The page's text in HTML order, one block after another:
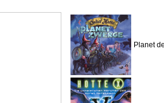
Planet